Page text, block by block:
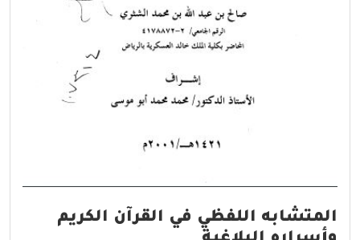
المتشابه اللفظي في القرآن الكريم